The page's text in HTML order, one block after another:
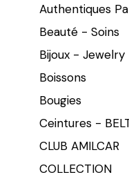
Authentiques
Beauté - Soins
Bijoux - Jewelry
Boissons
Bougies
Ceintures -
CLUB AMILCAR
COLLECTION